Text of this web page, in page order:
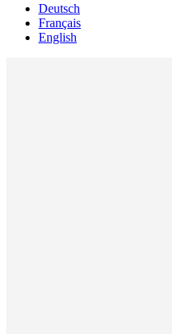
Deutsch
Français
English